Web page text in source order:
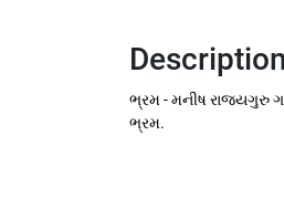
Description
ભ્રમ - મનીષ રાજ્યગુરુ
ભ્રમ.